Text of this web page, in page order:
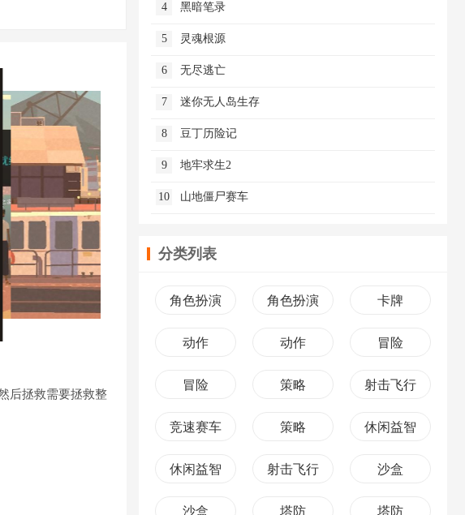
后拯救需要拯救整
4 黑暗笔录
5 灵魂根源
6 无尽逃亡
7 迷你无人岛生存
8 豆丁历险记
9 地牢求生2
10 山地僵尸赛车
分类列表
角色扮演 角色扮演 卡牌
动作 动作 冒险
冒险 策略 射击飞行
竞速赛车 策略 休闲益智
休闲益智 射击飞行 沙盒
沙盒 塔防 塔防